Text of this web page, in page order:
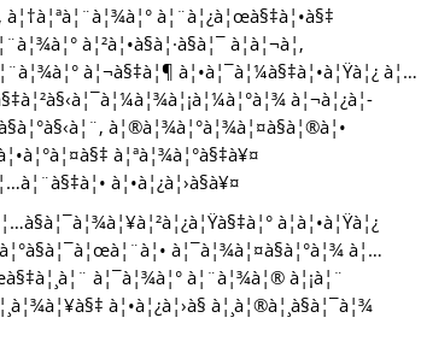
à¦†à¦ªà¦¨à¦¾à¦° à¦¨à¦¿à¦œà§‡à¦•à§‡
à¦²à¦•à§à¦·à§à¦¯ à¦à¦¬à¦‚
à¦¬à§‡à¦¶ à¦•à¦¯à¦¼à§‡à¦•à¦Ÿà¦¿ à¦…
à¦¬à¦¿à¦­
à¦®à¦¾à¦°à¦¾à¦¤à§à¦®à¦•
à¦ªà¦¾à¦°à§‡à¥¤
à¦•à¦¿à¦›à§à¥¤
à¦à¦•à¦Ÿà¦¿
à¦¯à¦¾à¦¤à§à¦°à¦¾ à¦…
à¦¯à¦¾à¦° à¦¨à¦¾à¦® à¦¡à¦¨
à¦•à¦¿à¦›à§ à¦¸à¦®à¦¸à§à¦¯à¦¾